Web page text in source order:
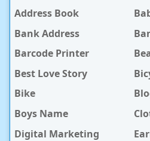
Address Book
Bank Address
Barcode Printer
Best Love Story
Bike
Boys Name
Digital Marketing